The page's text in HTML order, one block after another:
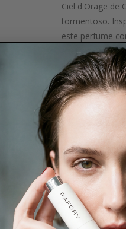
Ciel d'Orage de
tormentoso.
este perfume
azafrán. El
madera de
de fondo de
duradera que
para aquellos
SOBRE LA